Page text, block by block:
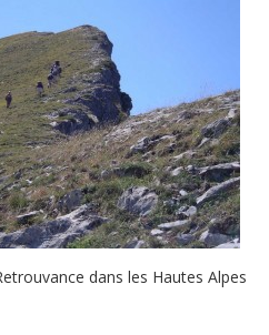
dans les Hautes Alpes